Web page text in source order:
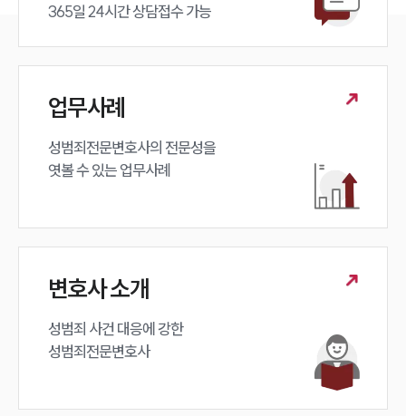
365일 24시간 상담접수 가능
업무사례
성범죄전문변호사의 전문성을
엿볼 수 있는 업무사례
변호사 소개
성범죄 사건 대응에 강한
성범죄전문변호사